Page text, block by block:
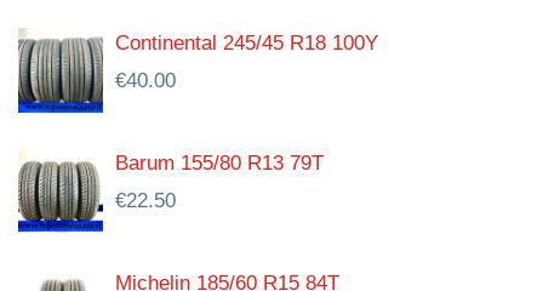
Continental 245/45 R18 100Y
€40.00
Barum 155/80 R13 79T
€22.50
Michelin 185/60 R15 84T